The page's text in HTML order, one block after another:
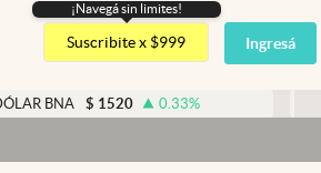
Argentina
España
USA
¡Navegá sin limites!
Suscribite x $999 Ingresá
$ 1520 0.33%